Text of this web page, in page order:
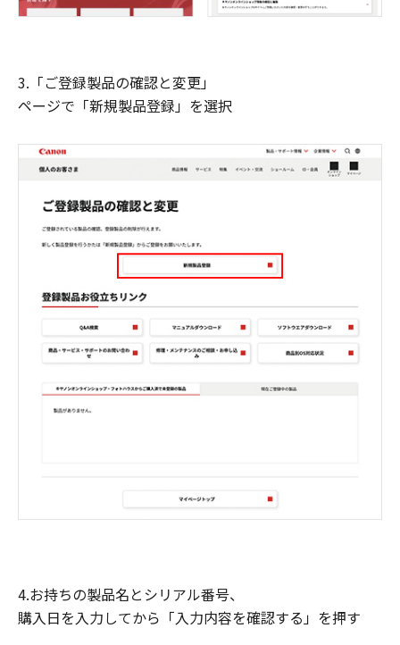
3.「ご登録製品の確認と変更」
ページで「新規製品登録」を選択
4.お持ちの製品名とシリアル番号、
購入日を入力してから「入力内容を確認する」を押す